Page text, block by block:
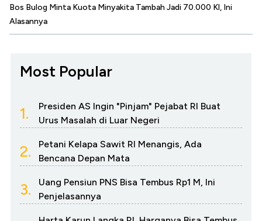
Bos Bulog Minta Kuota Minyakita Tambah Jadi 70.000 Kl, Ini
Alasannya
Most Popular
1.
Presiden AS Ingin "Pinjam" Pejabat RI Buat
Urus Masalah di Luar Negeri
2.
Petani Kelapa Sawit RI Menangis, Ada
Bencana Depan Mata
3.
Uang Pensiun PNS Bisa Tembus Rp1 M, Ini
Penjelasannya